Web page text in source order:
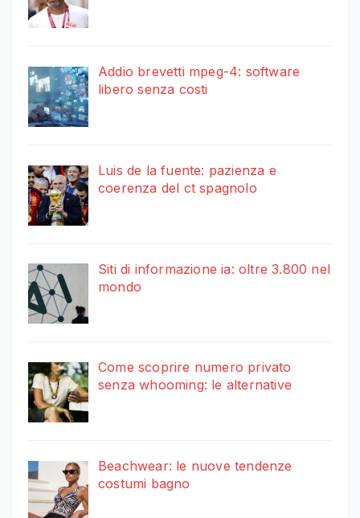
Addio brevetti mpeg-4: software
libero senza costi
Luis de la fuente: pazienza e
coerenza del ct spagnolo
Siti di informazione ia: oltre 3.800 nel
mondo
Come scoprire numero privato
senza whooming: le alternative
Beachwear: le nuove tendenze
costumi bagno